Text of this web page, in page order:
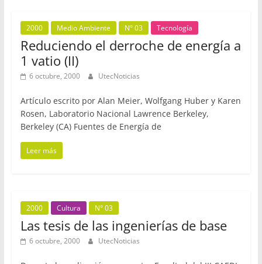
2000 Medio Ambiente N° 03 Tecnología
Reduciendo el derroche de energía a
1 vatio (II)
6 octubre, 2000 UtecNoticias
Artículo escrito por Alan Meier, Wolfgang Huber y Karen
Rosen, Laboratorio Nacional Lawrence Berkeley,
Berkeley (CA) Fuentes de Energía de
Leer más
2000 Cultura N° 03
Las tesis de las ingenierías de base
6 octubre, 2000 UtecNoticias